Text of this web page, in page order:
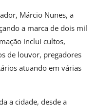
Márcio Nunes, a
a marca de dois mil
inclui cultos,
de louvor, pregadores
atuando em várias
a cidade, desde a